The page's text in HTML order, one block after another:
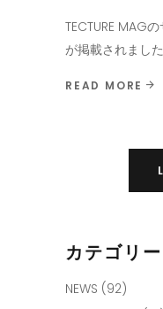
TECTURE MAG
が掲載されまし
READ MORE
カテゴリー
NEWS (92)